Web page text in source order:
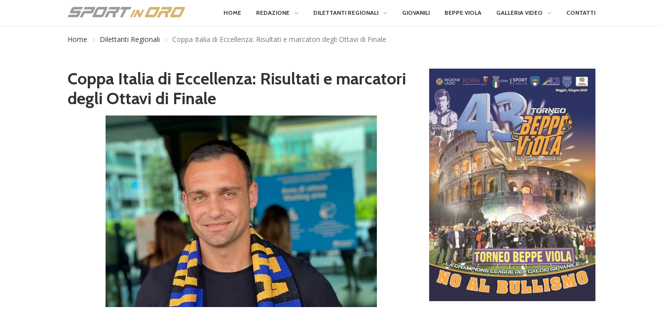
HOME REDAZIONE DILETTANTI REGIONALI GIOVANILI BEPPE VIOLA GALLERIA VIDEO CONTATTI
Home Dilettanti Regionali Coppa Italia di Eccellenza: Risultati e marcatori degli Ottavi di Finale
Coppa Italia di Eccellenza: Risultati e marcatori
degli Ottavi di Finale